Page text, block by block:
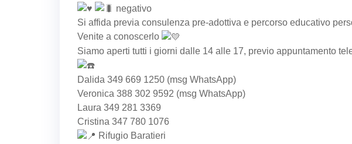
negativo
Si affida previa consulenza pre-adottiva e percorso educativo
Venite a conoscerlo
Siamo aperti tutti i giorni dalle 14 alle 17, previo appuntamento
Dalida 349 669 1250 (msg WhatsApp)
Veronica 388 302 9592 (msg WhatsApp)
Laura 349 281 3369
Cristina 347 780 1076
Rifugio Baratieri